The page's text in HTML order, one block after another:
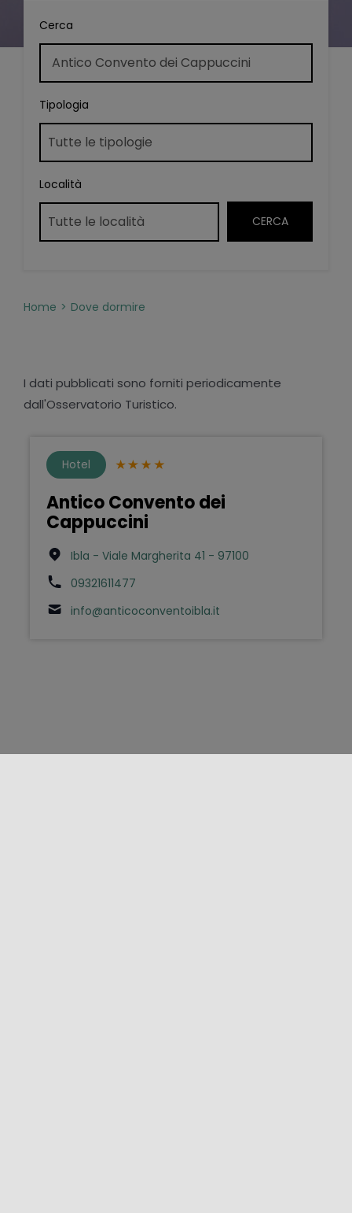
Cerca
Tipologia
Località
Home Dove dormire
I dati pubblicati sono forniti periodicamente
dall'Osservatorio Turistico.
Hotel
Antico Convento dei
Cappuccini
Ibla - Viale Margherita 41 - 97100
09321611477
info@anticoconventoibla.it